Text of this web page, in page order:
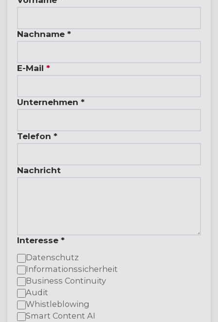
Nachname *
E-Mail *
Unternehmen *
Telefon *
Nachricht
Interesse *
Datenschutz
Informationssicherheit
Business Continuity
Audit
Whistleblowing
Smart Content AI